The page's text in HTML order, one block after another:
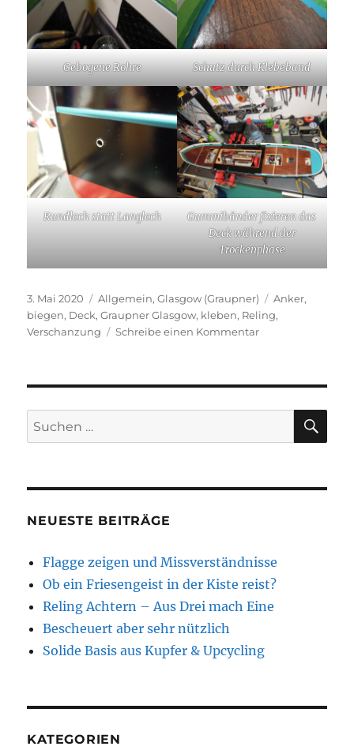
Gebogene Rohre Schutz durch Klebeband
Rundloch statt Langloch
Gummibänder fixieren das
Deck während der
Trockenphase
Veröffentlicht
am
3. Mai 2020 Kategorien
Allgemein,Glasgow (Graupner) Schlagwörter
Anker,
biegen, Deck,Graupner Glasgow, kleben, Reling,
Verschanzung
Schreibe einen Kommentarzu
Suchen
nach:
NEUESTE BEITRÄGE
Flagge zeigen und Missverständnisse
Ob ein Friesengeist in der Kiste reist?
Reling Achtern – Aus Drei mach Eine
Bescheuert aber sehr nützlich
Solide Basis aus Kupfer & Upcycling
KATEGORIEN